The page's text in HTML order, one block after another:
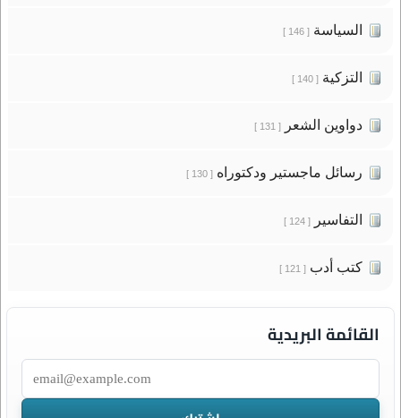
السياسة[ 146 ]
التزكية[ 140 ]
دواوين الشعر[ 131 ]
رسائل ماجستير ودكتوراه[ 130 ]
التفاسير[ 124 ]
كتب أدب[ 121 ]
القائمة البريدية